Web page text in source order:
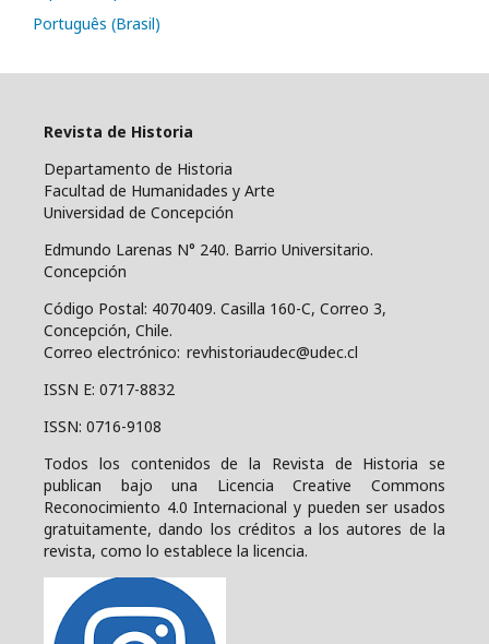
Português (Brasil)
Revista de Historia
Departamento de Historia
Facultad de Humanidades y Arte
Universidad de Concepción
Edmundo Larenas N° 240. Barrio Universitario.
Concepción
Código Postal: 4070409. Casilla 160-C, Correo 3,
Concepción, Chile.
Correo electrónico: revhistoriaudec@udec.cl
ISSN E: 0717-8832
ISSN: 0716-9108
Todos los contenidos de la Revista de Historia se
publican bajo una
Licencia Creative Commons
Reconocimiento 4.0 Internacional y pueden ser usados
gratuitamente, dando los créditos a los autores de la
revista, como lo establece la licencia.